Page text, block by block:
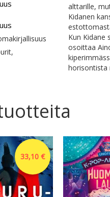
alttarille,
Kidanen
Kun Kidane
osoittaa
horisontista
33,10 €